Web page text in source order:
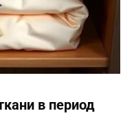
в период